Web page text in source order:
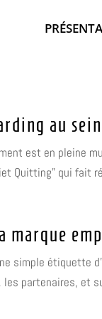
au
est en pleine
Quitting" qui fait
marque
simple
partenaires, et